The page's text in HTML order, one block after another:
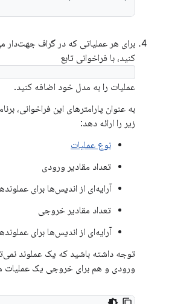
برای هر عملیاتی که در گراف جهت‌دار
کنید، با فراخوانی تابع
عملیات را به مدل خود اضافه کنید.
به عنوان پارامترهای این فراخوانی،
زیر را ارائه دهد:
نوع عملیات
تعداد مقادیر ورودی
آرایه‌ای از اندیس‌ها برای
تعداد مقادیر خروجی
آرایه‌ای از اندیس‌ها برای
توجه داشته باشید که یک عملوند
ورودی و هم برای خروجی یک عملیات